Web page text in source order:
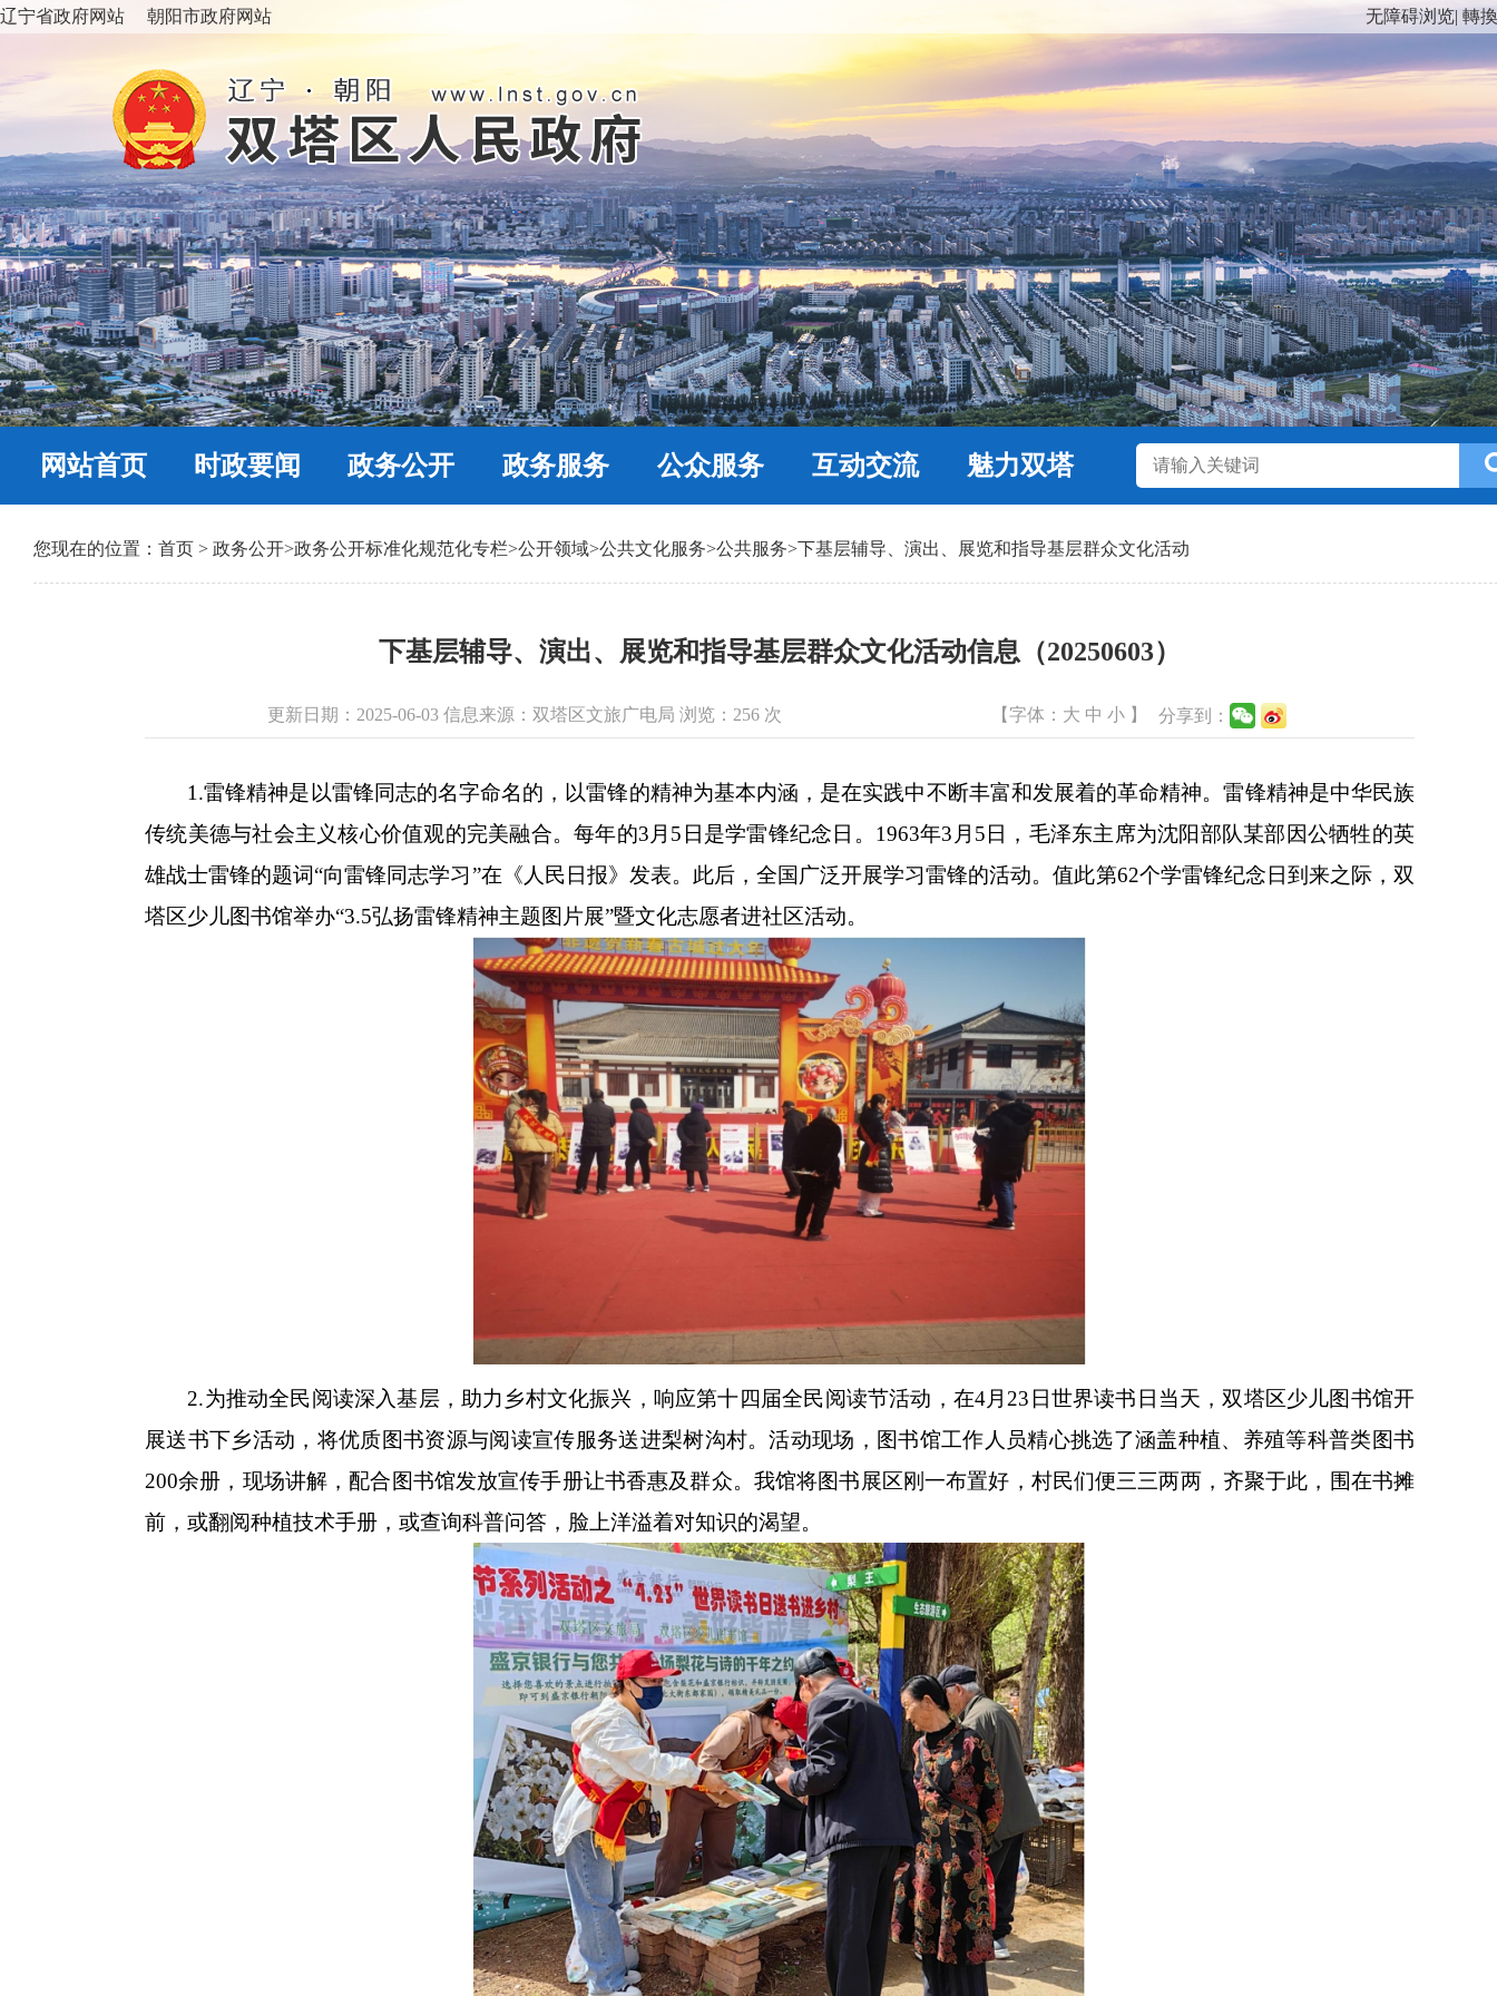
辽宁省政府网站 朝阳市政府网站 无障碍浏览| 轉
网站首页 时政要闻 政务公开 政务服务 公众服务 互动交流 魅力双塔
您现在的位置： 首页 > 政务公开>政务公开标准化规范化专栏>公开领域>公共文化服务>公共服务>下基层辅导、演出、展览和指导基层群众文化活动
下基层辅导、演出、展览和指导基层群众文化活动信息（20250603）
更新日期：2025-06-03 信息来源：双塔区文旅广电局 浏览： 256 次 【字体： 大 中 小 】 分享到：
1.雷锋精神是以雷锋同志的名字命名的，以雷锋的精神为基本内涵，是在实践中不断丰富和发展着的革命精神。雷锋精神是中华民族
传统美德与社会主义核心价值观的完美融合。每年的3月5日是学雷锋纪念日。1963年3月5日，毛泽东主席为沈阳部队某部因公牺牲的英
雄战士雷锋的题词“向雷锋同志学习”在《人民日报》发表。此后，全国广泛开展学习雷锋的活动。值此第62个学雷锋纪念日到来之际，双
塔区少儿图书馆举办“3.5弘扬雷锋精神主题图片展”暨文化志愿者进社区活动。
2.为推动全民阅读深入基层，助力乡村文化振兴，响应第十四届全民阅读节活动，在4月23日世界读书日当天，双塔区少儿图书馆开
展送书下乡活动，将优质图书资源与阅读宣传服务送进梨树沟村。活动现场，图书馆工作人员精心挑选了涵盖种植、养殖等科普类图书
200余册，现场讲解，配合图书馆发放宣传手册让书香惠及群众。我馆将图书展区刚一布置好，村民们便三三两两，齐聚于此，围在书摊
前，或翻阅种植技术手册，或查询科普问答，脸上洋溢着对知识的渴望。